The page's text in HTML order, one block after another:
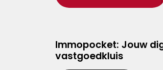
Immopocket: Jouw
vastgoedkluis